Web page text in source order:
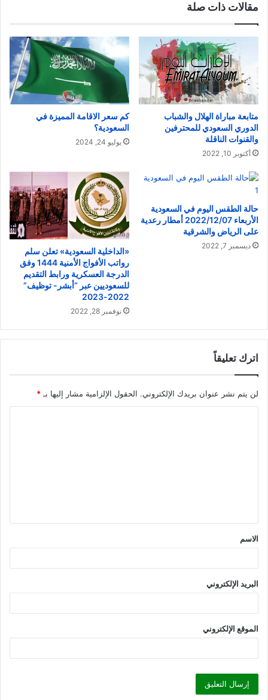
مقالات ذات صلة
متابعة مباراة الهلال والشباب
الدوري السعودي للمحترفين
والقنوات الناقلة
أكتوبر 10, 2022
كم سعر الاقامة المميزة في
السعودية؟
يوليو 24, 2024
حالة الطقس اليوم في السعودية
الأربعاء 2022/12/07 أمطار رعدية
على الرياض والشرقية
ديسمبر 7, 2022
«الداخلية السعودية» تعلن سلم
رواتب الأفواج الأمنية 1444 وفق
الدرجة العسكرية ورابط التقديم
للسعوديين عبر “أبشر- توظيف”
2022-2023
نوفمبر 28, 2022
اترك تعليقاً
لن يتم نشر عنوان بريدك الإلكتروني. الحقول الإلزامية مشار إليها بـ *
ق
*
الاسم
البريد الإلكتروني
الموقع الإلكتروني